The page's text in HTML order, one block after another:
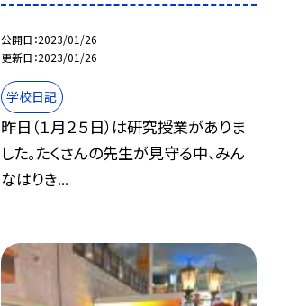
公開日 2023/01/26
更新日 2023/01/26
学校日記
昨日（１月２５日）は研究授業がありま
した。たくさんの先生が見守る中、みん
なはりき...